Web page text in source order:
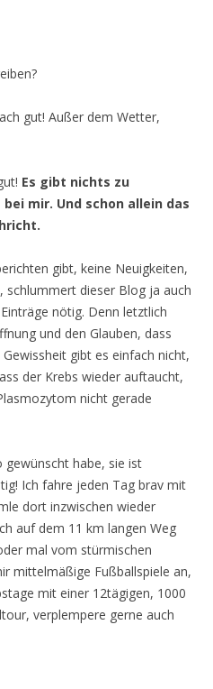
gut! Außer dem Wetter,
Es gibt nichts zu
mir. Und schon allein das
gibt, keine Neuigkeiten,
schlummert dieser Blog ja auch
nötig. Denn letztlich
und den Glauben, dass
gibt es einfach nicht,
der Krebs wieder auftaucht,
nicht gerade
habe, sie ist
Ich fahre jeden Tag brav mit
dort inzwischen wieder
auf dem 11 km langen Weg
mal vom stürmischen
mittelmäßige Fußballspiele an,
mit einer 12tägigen, 1000
verplempere gerne auch